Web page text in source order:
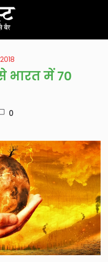
भारत में 70
0